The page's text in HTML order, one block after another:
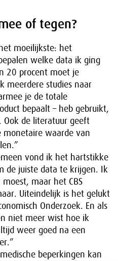
of tegen?
moeilijkste: het
welke data ik ging
20 procent moet je
meerdere studies naar
je de totale
bepaalt – heb gebruikt,
Ook de literatuur geeft
monetaire waarde van
vond ik het hartstikke
de juiste data te krijgen. Ik
maar het CBS
Uiteindelijk is het gelukt
Onderzoek. En als
niet meer wist hoe ik
weer goed na een
beperkingen kan